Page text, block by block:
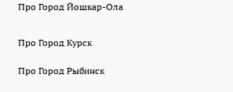
Про Город Йошкар-Ола
Про Город Курск
Про Город Рыбинск